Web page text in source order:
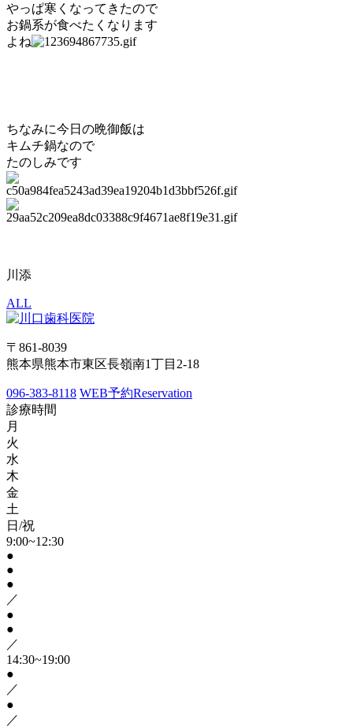
やっぱ寒くなってきたので
お鍋系が食べたくなります
よね
ちなみに今日の晩御飯は
キムチ鍋なので
たのしみです
川添
ALL
〒861-8039
熊本県熊本市東区長嶺南1丁目2-18
096-383-8118 WEB予約Reservation
診療時間
月
火
水
木
金
土
日/祝
9:00~12:30
●
●
●
／
●
●
／
14:30~19:00
●
／
●
／